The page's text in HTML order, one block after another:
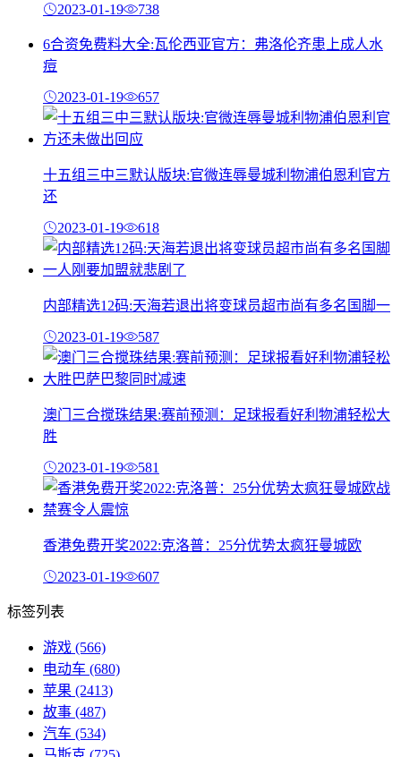
2023-01-19 738
6合资免费料大全:瓦伦西亚官方：弗洛伦齐患上成人水
痘
2023-01-19 657
十五组三中三默认版块:官微连辱曼城利物浦伯恩利官方
还
2023-01-19 618
内部精选12码:天海若退出将变球员超市尚有多名国脚一
2023-01-19 587
澳门三合搅珠结果:赛前预测：足球报看好利物浦轻松大
胜
2023-01-19 581
香港免费开奖2022:克洛普：25分优势太疯狂曼城欧
2023-01-19 607
标签列表
游戏 (566)
电动车 (680)
苹果 (2413)
故事 (487)
汽车 (534)